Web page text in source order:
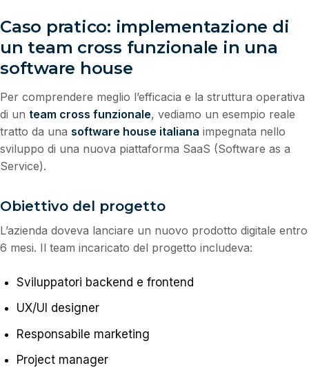
Caso pratico: implementazione di
un team cross funzionale in una
software house
Per comprendere meglio l’efficacia e la struttura operativa
di un team cross funzionale, vediamo un esempio reale
tratto da una software house italiana impegnata nello
sviluppo di una nuova piattaforma SaaS (Software as a
Service).
Obiettivo del progetto
L’azienda doveva lanciare un nuovo prodotto digitale entro
6 mesi. Il team incaricato del progetto includeva:
Sviluppatori backend e frontend
UX/UI designer
Responsabile marketing
Project manager